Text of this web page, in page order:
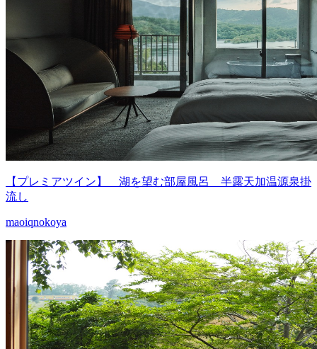
【プレミアツイン】 湖を望む部屋風呂 半露天加温源泉掛
流し
maoiqnokoya